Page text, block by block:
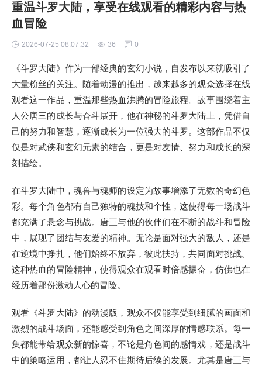
重温斗罗大陆，享受在线观看的精彩内容与热
血冒险
2026-07-25 08:07:32 36 0
《斗罗大陆》作为一部经典的玄幻小说，自发布以来就吸引了
大量粉丝的关注。随着动漫的推出，越来越多的观众选择在线
观看这一作品，重温那些热血沸腾的冒险旅程。故事围绕着主
人公唐三的成长与奋斗展开，他在神秘的斗罗大陆上，凭借自
己的努力和智慧，逐渐成长为一位强大的斗罗。这部作品不仅
仅是对武侠和玄幻元素的结合，更是对友情、努力和成长的深
刻描绘。
在斗罗大陆中，魂兽与魂师的设定为故事增添了无数的奇幻色
彩。每个角色都有自己独特的魂技和个性，这使得每一场战斗
都充满了悬念与挑战。唐三与他的伙伴们在不断的战斗和冒险
中，展现了团结与友爱的精神。无论是面对强大的敌人，还是
在逆境中挣扎，他们始终不放弃，彼此扶持，共同面对挑战。
这种热血的冒险精神，使得观众在观看时倍感振奋，仿佛也在
经历着那份激动人心的冒险。
观看《斗罗大陆》的动漫版，观众不仅能享受到细腻的画面和
激烈的战斗场面，还能感受到角色之间深厚的情感联系。每一
集都能带给观众新的惊喜，不论是角色间的感情戏，还是战斗
中的策略运用，都让人忍不住期待后续的发展。尤其是唐三与